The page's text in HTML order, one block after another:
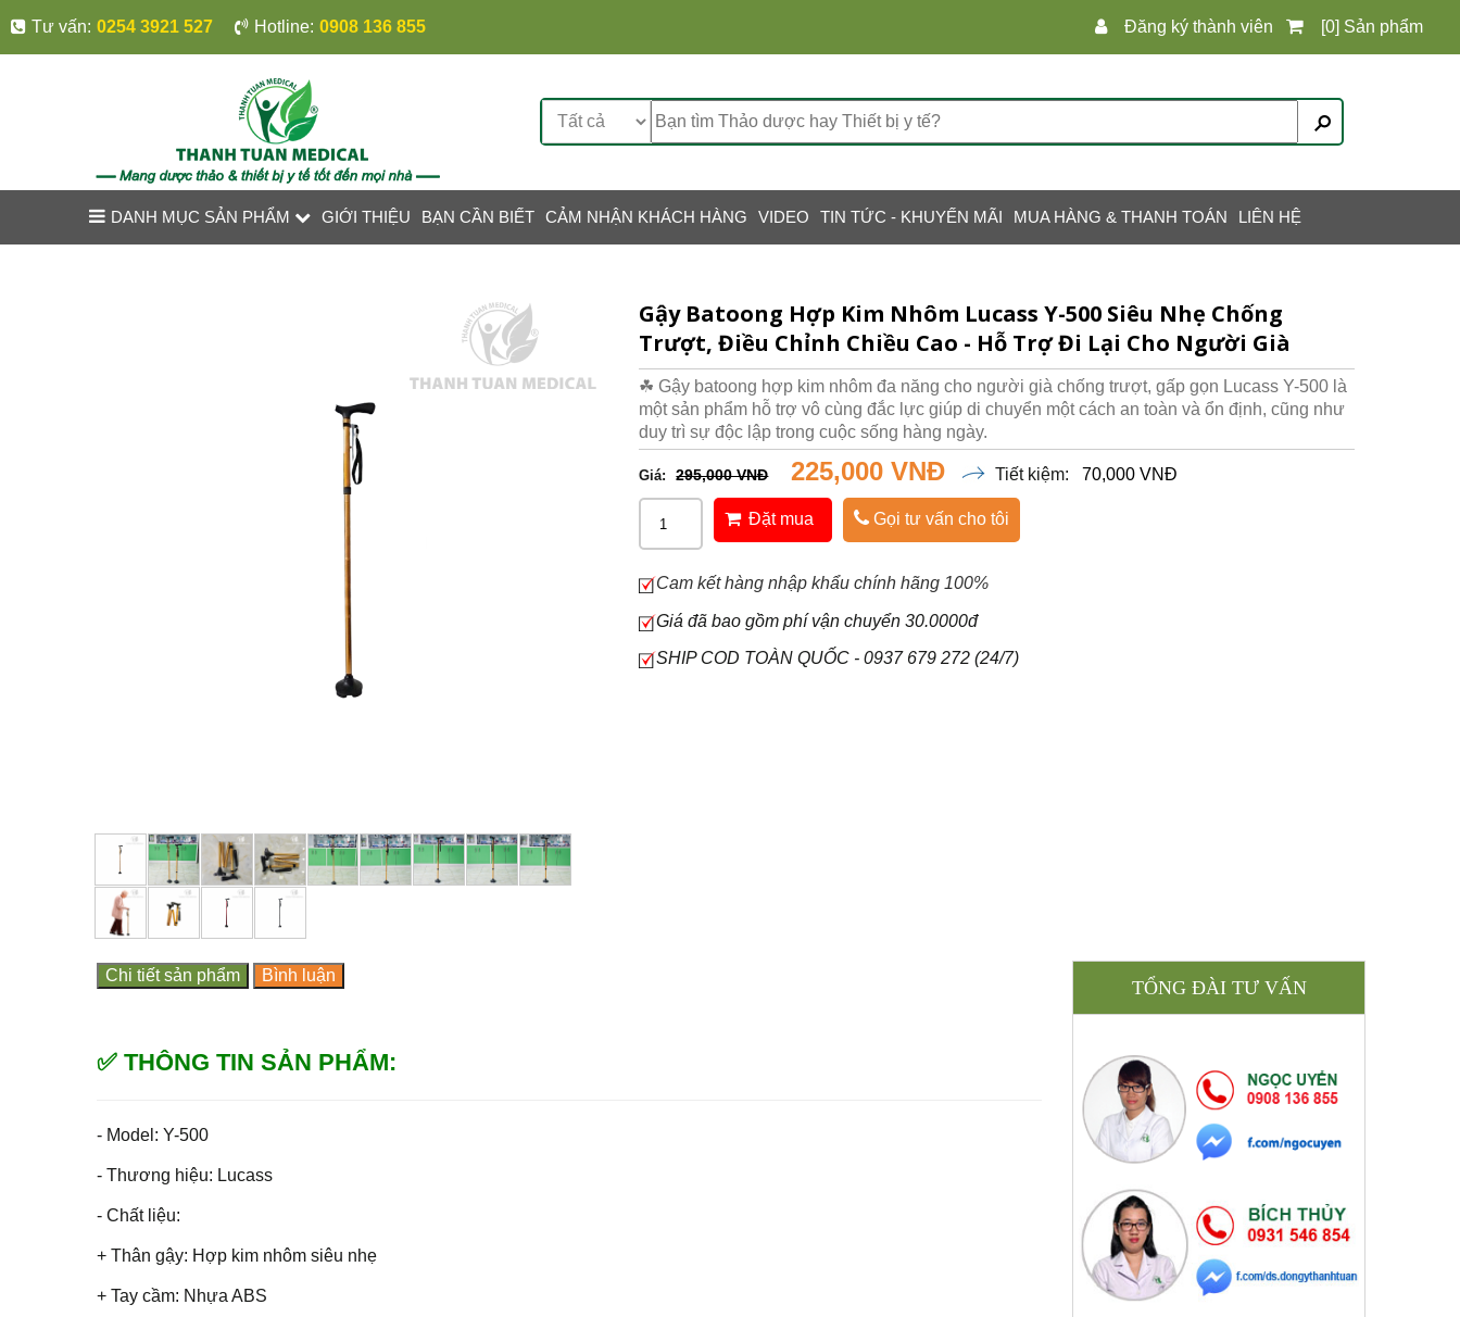
Tư vấn: 0254 3921 527 Hotline: 0908 136 855 Đăng ký thành viên [0] Sản phẩm
DANH MỤC SẢN PHẨM GIỚI THIỆU BẠN CẦN BIẾT CẢM NHẬN KHÁCH HÀNG VIDEO TIN TỨC - KHUYẾN MÃI MUA HÀNG & THANH TOÁN LIÊN HỆ
Gậy Batoong Hợp Kim Nhôm Lucass Y-500 Siêu Nhẹ Chống
Trượt, Điều Chỉnh Chiều Cao - Hỗ Trợ Đi Lại Cho Người Già
☘ Gậy batoong hợp kim nhôm đa năng cho người già chống trượt, gấp gọn Lucass Y-500 là
một sản phẩm hỗ trợ vô cùng đắc lực giúp di chuyển một cách an toàn và ổn định, cũng như
duy trì sự độc lập trong cuộc sống hàng ngày.
Giá: 295,000 VNĐ 225,000 VNĐ Tiết kiệm: 70,000 VNĐ
Đặt mua Gọi tư vấn cho tôi
Cam kết hàng nhập khẩu chính hãng 100%
Giá đã bao gồm phí vận chuyển 30.0000đ
SHIP COD TOÀN QUỐC - 0937 679 272 (24/7)
Chi tiết sản phẩm Bình luận
✅ THÔNG TIN SẢN PHẨM:
- Model: Y-500
- Thương hiệu: Lucass
- Chất liệu:
+ Thân gậy: Hợp kim nhôm siêu nhẹ
+ Tay cầm: Nhựa ABS
TỔNG ĐÀI TƯ VẤN